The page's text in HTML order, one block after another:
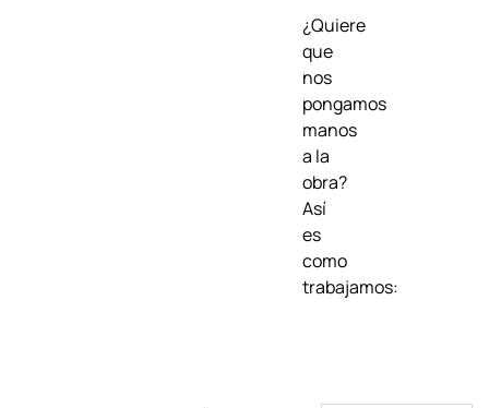
¿Quiere
que
nos
pongamos
manos
a la
obra?
Así
es
como
trabajamos: